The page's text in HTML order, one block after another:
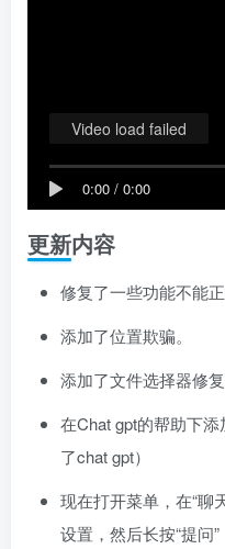
0:00 / 0:00
Video load failed
更新内容
修复了一些功能不能
添加了位置欺骗。
添加了文件选择器修
在Chat gpt的帮助下
了chat gpt）
现在打开菜单，在“聊
设置，然后长按“提问”